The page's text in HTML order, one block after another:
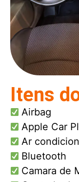
Itens
Airbag
Apple Car
Ar
Bluetooth
Camara de